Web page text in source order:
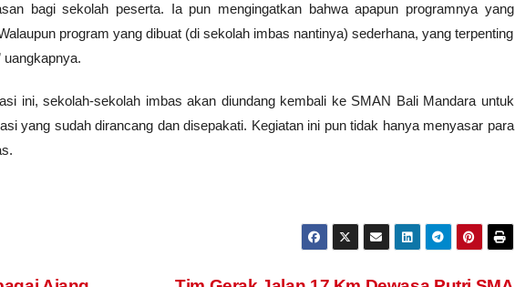
bagi sekolah peserta. Ia pun mengingatkan bahwa apapun programnya yang
program yang dibuat (di sekolah imbas nantinya) sederhana, yang terpenting
uangkapnya.
ini, sekolah-sekolah imbas akan diundang kembali ke SMAN Bali Mandara untuk
yang sudah dirancang dan disepakati. Kegiatan ini pun tidak hanya menyasar para